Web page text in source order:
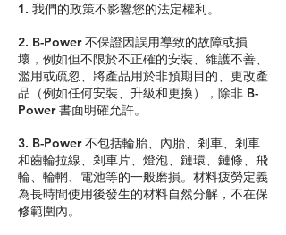
1. 我們的政策不影響您的法定權利。
2. B-Power 不保證因誤用導致的故障或損
壞，例如但不限於不正確的安裝、維護不善、
濫用或疏忽、將產品用於非預期目的、更改產
品（例如任何安裝、 升級和更換），除非 B-
Power 書面明確允許。
3. B-Power 不包括輪胎、內胎、剎車、剎車
和齒輪拉線、剎車片、燈泡、鏈環、鏈條、飛
輪、輪輞、電池等的一般磨損。材料疲勞定義
為長時間使用後發生的材料自然分解，不在保
修範圍內。